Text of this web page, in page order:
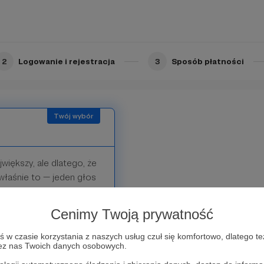
Cenimy Twoją prywatność
w czasie korzystania z naszych usług czuł się komfortowo, dlatego
nas Twoich danych osobowych.
2 Logowanie i rejestracja 3 Sposób płatności
ale dlatego, że
to — jeden głos
(tym razem
istnieć: opłacić
na którym
tylko "daję z siebie" i